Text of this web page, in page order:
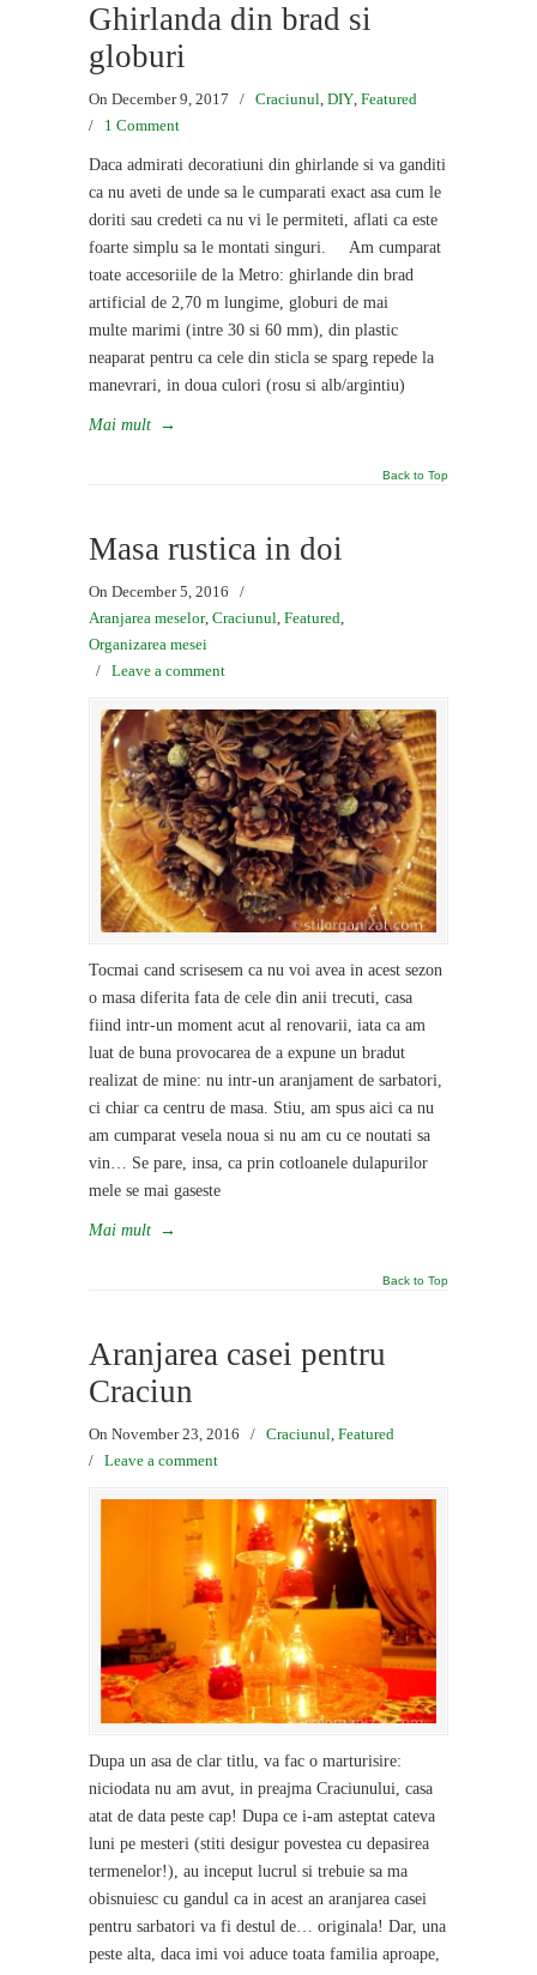
Ghirlanda din brad si
globuri
On December 9, 2017 / Craciunul DIY Featured
/ 1 Comment
Daca admirati decoratiuni din ghirlande si va ganditi
ca nu aveti de unde sa le cumparati exact asa cum le
doriti sau credeti ca nu vi le permiteti, aflati ca este
foarte simplu sa le montati singuri. Am cumparat
toate accesoriile de la Metro: ghirlande din brad
artificial de 2,70 m lungime, globuri de mai
multe marimi (intre 30 si 60 mm), din plastic
neaparat pentru ca cele din sticla se sparg repede la
manevrari, in doua culori (rosu si alb/argintiu)
Mai mult →
Back to Top
Masa rustica in doi
On December 5, 2016
/
Aranjarea meselor, Craciunul Featured
Organizarea mesei
/ Leave a comment
Tocmai cand scrisesem ca nu voi avea in acest sezon
o masa diferita fata de cele din anii trecuti, casa
fiind intr-un moment acut al renovarii, iata ca am
luat de buna provocarea de a expune un bradut
realizat de mine: nu intr-un aranjament de sarbatori,
ci chiar ca centru de masa. Stiu, am spus aici ca nu
am cumparat vesela noua si nu am cu ce noutati sa
vin… Se pare, insa, ca prin cotloanele dulapurilor
mele se mai gaseste
Mai mult →
Back to Top
Aranjarea casei pentru
Craciun
On November 23, 2016 / Craciunul, Featured
/ Leave a comment
Dupa un asa de clar titlu, va fac o marturisire:
niciodata nu am avut, in preajma Craciunului, casa
atat de data peste cap! Dupa ce i-am asteptat cateva
luni pe mesteri (stiti desigur povestea cu depasirea
termenelor!), au inceput lucrul si trebuie sa ma
obisnuiesc cu gandul ca in acest an aranjarea casei
pentru sarbatori va fi destul de… originala! Dar, una
peste alta, daca imi voi aduce toata familia aproape,